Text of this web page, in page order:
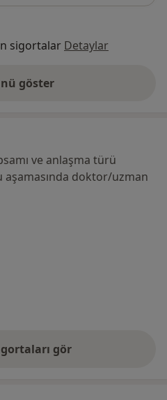
sigortalar Detaylar
göster
adres hakkında
ve anlaşma türü
aşamasında doktor/uzman
gör